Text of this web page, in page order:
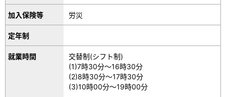
加入保険等 労災
定年制
就業時間
交替制(シフト制)
(1)7時30分～16時30分
(2)8時30分～17時30分
(3)10時00分～19時00分